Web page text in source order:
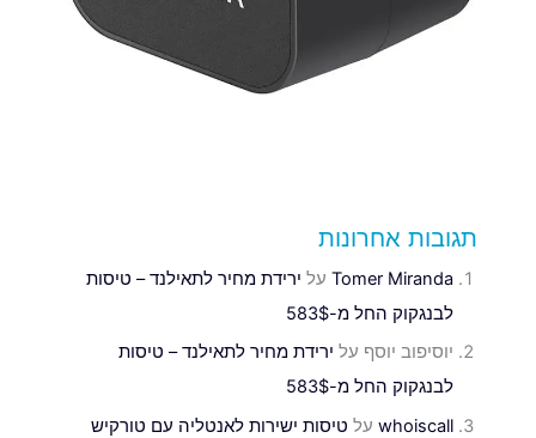
תגובות אחרונות
Tomer Miranda על ירידת מחיר לתאילנד – טיסות
לבנגקוק החל מ-583$
יוסיפוב יוסף על ירידת מחיר לתאילנד – טיסות
לבנגקוק החל מ-583$
whoiscall על טיסות ישירות לאנטליה עם טורקיש